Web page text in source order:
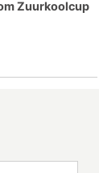
Zuurkoolcup